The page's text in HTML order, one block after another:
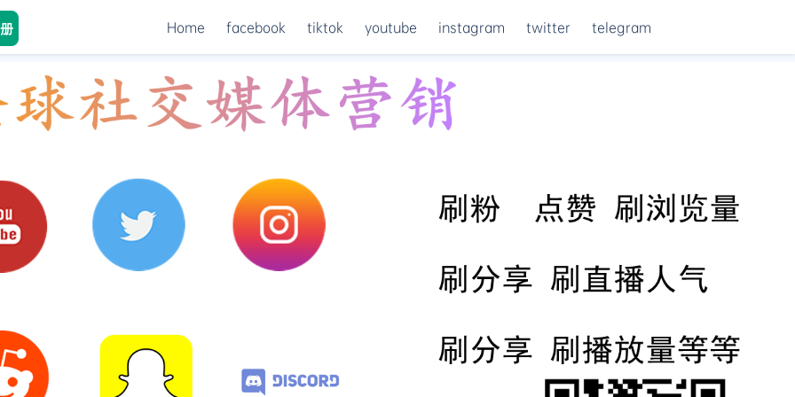
Home facebook tiktok youtube instagram twitter telegram